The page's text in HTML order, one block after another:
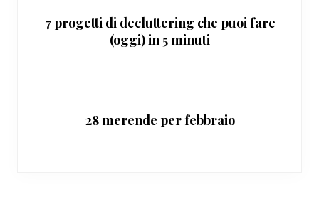
7 progetti di decluttering che puoi fare
(oggi) in 5 minuti
28 merende per febbraio